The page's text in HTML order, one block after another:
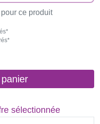
ce produit
sélectionnée